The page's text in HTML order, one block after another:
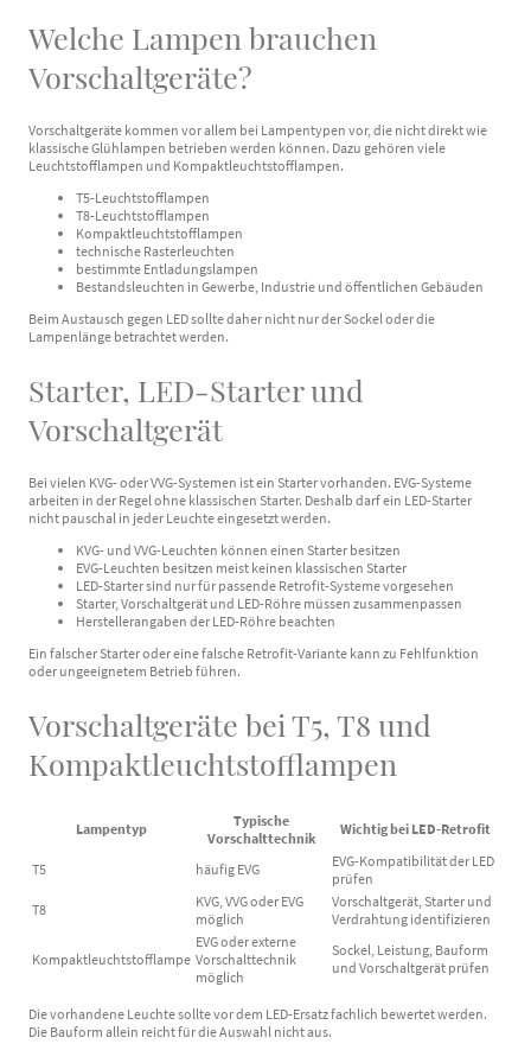
Welche Lampen brauchen
Vorschaltgeräte?
Vorschaltgeräte kommen vor allem bei Lampentypen vor, die nicht direkt wie
klassische Glühlampen betrieben werden können. Dazu gehören viele
Leuchtstofflampen und Kompaktleuchtstofflampen.
T5-Leuchtstofflampen
T8-Leuchtstofflampen
Kompaktleuchtstofflampen
technische Rasterleuchten
bestimmte Entladungslampen
Bestandsleuchten in Gewerbe, Industrie und öffentlichen Gebäuden
Beim Austausch gegen LED sollte daher nicht nur der Sockel oder die
Lampenlänge betrachtet werden.
Starter, LED-Starter und
Vorschaltgerät
Bei vielen KVG- oder VVG-Systemen ist ein Starter vorhanden. EVG-Systeme
arbeiten in der Regel ohne klassischen Starter. Deshalb darf ein LED-Starter
nicht pauschal in jeder Leuchte eingesetzt werden.
KVG- und VVG-Leuchten können einen Starter besitzen
EVG-Leuchten besitzen meist keinen klassischen Starter
LED-Starter sind nur für passende Retrofit-Systeme vorgesehen
Starter, Vorschaltgerät und LED-Röhre müssen zusammenpassen
Herstellerangaben der LED-Röhre beachten
Ein falscher Starter oder eine falsche Retrofit-Variante kann zu Fehlfunktion
oder ungeeignetem Betrieb führen.
Vorschaltgeräte bei T5, T8 und
Kompaktleuchtstofflampen
Lampentyp
Typische
Vorschalttechnik
Wichtig bei LED-Retrofit
T5 häufig EVG
EVG-Kompatibilität der LED
prüfen
T8
KVG, VVG oder EVG
möglich
Vorschaltgerät, Starter und
Verdrahtung identifizieren
Kompaktleuchtstofflampe
EVG oder externe
Vorschalttechnik
möglich
Sockel, Leistung, Bauform
und Vorschaltgerät prüfen
Die vorhandene Leuchte sollte vor dem LED-Ersatz fachlich bewertet werden.
Die Bauform allein reicht für die Auswahl nicht aus.